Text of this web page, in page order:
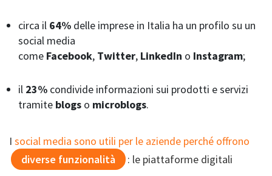
circa il 64% delle imprese in Italia ha un profilo su un
social media
come Facebook, Twitter, LinkedIn o Instagram;
il 23% condivide informazioni sui prodotti e servizi
tramite blogs o microblogs.
I social media sono utili per le aziende perché offrono
diverse funzionalità
: le piattaforme digitali